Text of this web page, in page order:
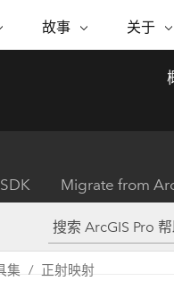
能
将位置引入分析
集成、编辑和共享空间数据
专题倡议
基础设施管理
使用 GIS 创建现代化、
自助服务
文档
My Esri
故事
ESRI 故事
现实世界的全球 GIS 创
客
商业和技术领导者之声
关于
关于 ESRI
合作伙
招贤纳
SDK Migrate from
集 正射映射